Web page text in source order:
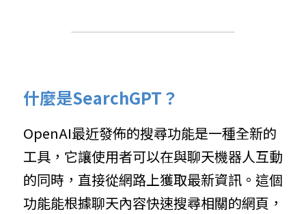
什麼是SearchGPT？
OpenAI最近發佈的搜尋功能是一種全新的
工具，它讓使用者可以在與聊天機器人互動
的同時，直接從網路上獲取最新資訊。這個
功能能根據聊天內容快速搜尋相關的網頁，